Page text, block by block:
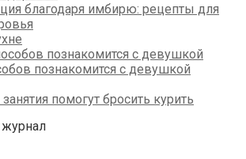
благодаря имбирю: рецепты для
познакомится с девушкой